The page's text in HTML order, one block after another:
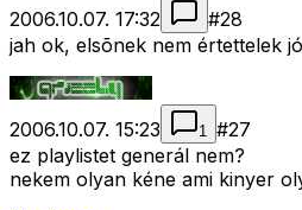
2006.10.07. 17:32
#28
jah ok, elsõnek nem értettelek
2006.10.07. 15:23 1 #27
ez playlistet generál nem?
nekem olyan kéne ami kinyer